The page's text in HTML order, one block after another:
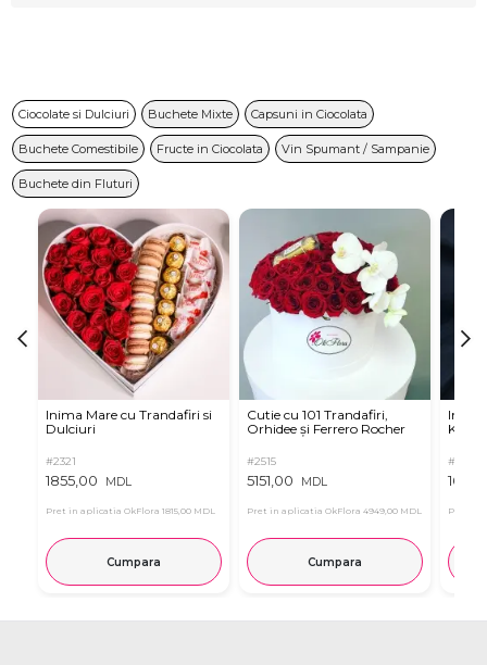
Ciocolate si Dulciuri Buchete Mixte Capsuni in Ciocolata
Buchete Comestibile Fructe in Ciocolata Vin Spumant / Sampanie
Buchete din Fluturi
Inima Mare cu Trandafiri si
Dulciuri
#2321
1855,00 MDL
Pret in aplicatia OkFlora 1815,00 MDL
Cumpara
Cutie cu 101 Trandafiri,
Orhidee și Ferrero Rocher
#2515
5151,00 MDL
Pret in aplicatia OkFlora 4949,00 MDL
Cumpara
Inimă
#3046
Pret in